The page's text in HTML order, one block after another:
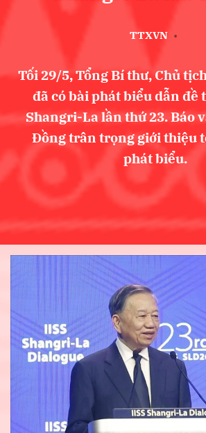
TTXVN •
Tối 29/5, Tổng Bí thư, Chủ
đã có bài phát biểu dẫn đề
Shangri-La lần thứ 23. Báo
Đồng trân trọng giới thiệu
phát biểu.